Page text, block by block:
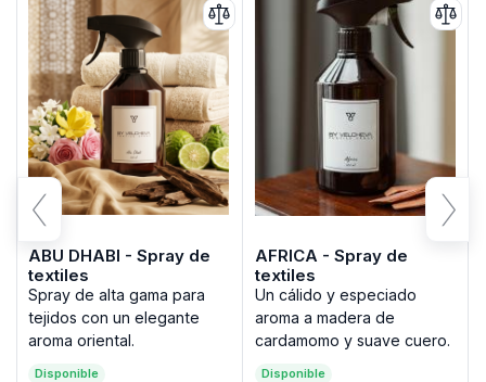
ABU DHABI - Spray de
textiles
Spray de alta gama para
tejidos con un elegante
aroma oriental.
Disponible
AFRICA - Spray de
textiles
Un cálido y especiado
aroma a madera de
cardamomo y suave cuero.
Disponible